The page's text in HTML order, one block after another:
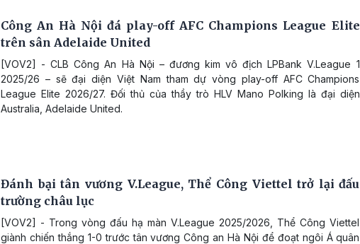
Công An Hà Nội đá play-off AFC Champions League Elite
trên sân Adelaide United
[VOV2] - CLB Công An Hà Nội – đương kim vô địch LPBank V.League 1
2025/26 – sẽ đại diện Việt Nam tham dự vòng play-off AFC Champions
League Elite 2026/27. Đối thủ của thầy trò HLV Mano Polking là đại diện
Australia, Adelaide United.
Đánh bại tân vương V.League, Thể Công Viettel trở lại đấu
trường châu lục
[VOV2] - Trong vòng đấu hạ màn V.League 2025/2026, Thể Công Viettel
giành chiến thắng 1-0 trước tân vương Công an Hà Nội để đoạt ngôi Á quân